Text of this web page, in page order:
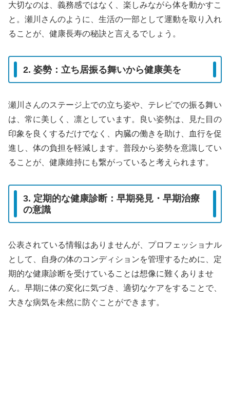
大切なのは、義務感ではなく、楽しみながら体を動かすこ
と。瀬川さんのように、生活の一部として運動を取り入れ
ることが、健康長寿の秘訣と言えるでしょう。
2. 姿勢：立ち居振る舞いから健康美を
瀬川さんのステージ上での立ち姿や、テレビでの振る舞い
は、常に美しく、凛としています。良い姿勢は、見た目の
印象を良くするだけでなく、内臓の働きを助け、血行を促
進し、体の負担を軽減します。普段から姿勢を意識してい
ることが、健康維持にも繋がっていると考えられます。
3. 定期的な健康診断：早期発見・早期治療
の意識
公表されている情報はありませんが、プロフェッショナル
として、自身の体のコンディションを管理するために、定
期的な健康診断を受けていることは想像に難くありませ
ん。早期に体の変化に気づき、適切なケアをすることで、
大きな病気を未然に防ぐことができます。